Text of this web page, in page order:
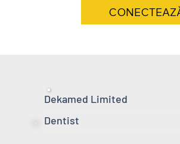
Dekamed Limited
Dentist